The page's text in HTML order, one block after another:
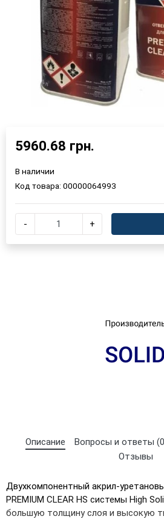
Выберите язык
UA
Описание Вопросы и ответы
Отзывы
Двухкомпонентный акрил-
PREMIUM CLEAR HS системы High
большую толщину слоя и высокую
5960.68 грн.
В наличии
Код товара: 00000064993
- +